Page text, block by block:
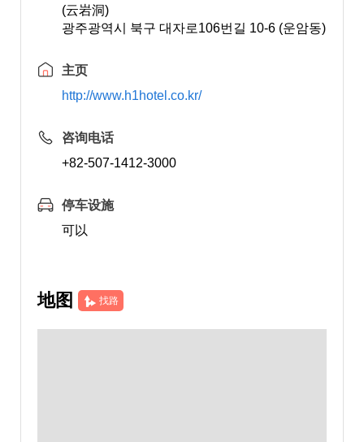
(云岩洞)
광주광역시 북구 대자로106번길 10-6 (운암동)
主页
http://www.h1hotel.co.kr/
咨询电话
+82-507-1412-3000
停车设施
可以
地图 找路